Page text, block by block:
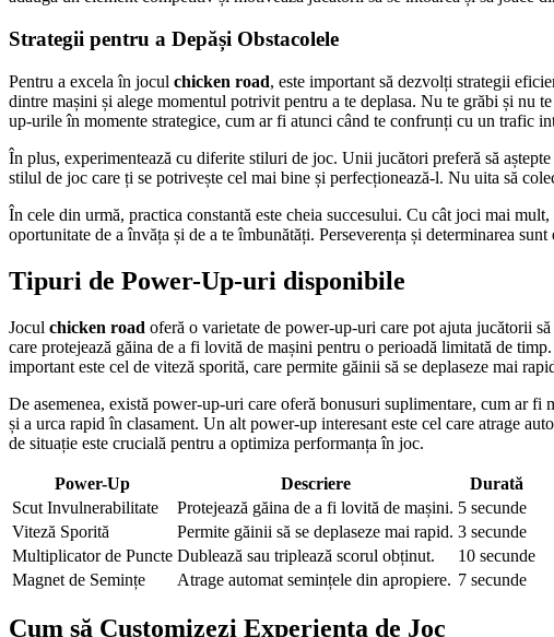
Strategii pentru a Depăși Obstacolele
Pentru a excela în jocul chicken road, este important să dezvolți strategii
dintre mașini și alege momentul potrivit pentru a te deplasa. Nu te grăbi și nu
up-urile în momente strategice, cum ar fi atunci când te confrunți cu un trafic
În plus, experimentează cu diferite stiluri de joc. Unii jucători preferă să
stilul de joc care ți se potrivește cel mai bine și perfecționează-l. Nu uita să
În cele din urmă, practica constantă este cheia succesului. Cu cât joci mai
oportunitate de a învăța și de a te îmbunătăți. Perseverența și determinarea
Tipuri de Power-Up-uri disponibile
Jocul chicken road oferă o varietate de power-up-uri care pot ajuta jucătorii
care protejează găina de a fi lovită de mașini pentru o perioadă limitată de
important este cel de viteză sporită, care permite găinii să se deplaseze mai
De asemenea, există power-up-uri care oferă bonusuri suplimentare, cum ar
și a urca rapid în clasament. Un alt power-up interesant este cel care atrage
de situație este crucială pentru a optimiza performanța în joc.
Power-Up Descriere
Durată
Scut Invulnerabilitate
Protejează găina de a fi lovită de mașini. 5 secunde
Viteză Sporită
Permite găinii să se deplaseze mai rapid. 3 secunde
Multiplicator de Puncte Dublează sau triplează scorul obținut.
10 secunde
Magnet de Semințe
Atrage automat semințele din apropiere. 7 secunde
Cum să Customizezi Experiența de Joc